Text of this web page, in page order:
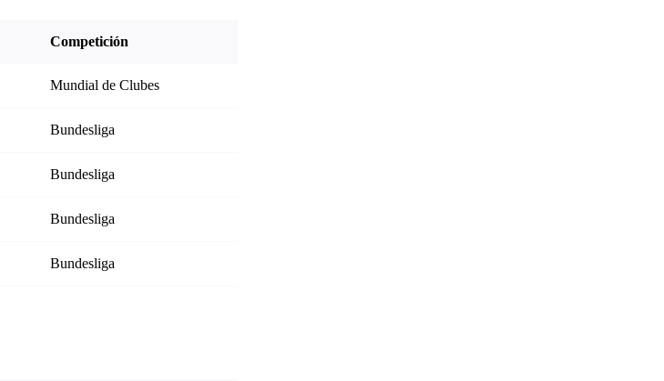
Competición
Mundial de Clubes
Bundesliga
Bundesliga
Bundesliga
Bundesliga